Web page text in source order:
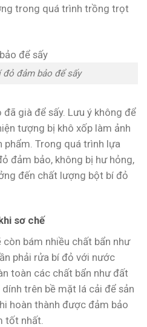
trong quá trình trồng trọt
đỏ đảm bảo để sấy
già để sấy. Lưu ý không để
tượng bị khô xốp làm ảnh
phẩm. Trong quá trình lựa
đảm bảo, không bị hư hỏng,
đến chất lượng bột bí đỏ
sơ chế
còn bám nhiều chất bẩn như
phải rửa bí đỏ với nước
toàn các chất bẩn như đất
trên bề mặt lá cải để sản
hoàn thành được đảm bảo
tốt nhất.